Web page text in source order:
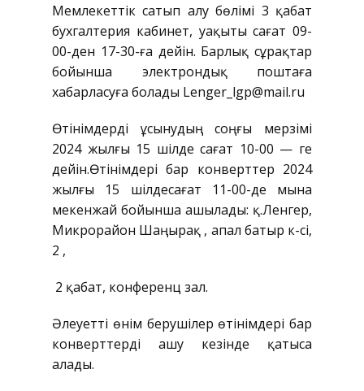
Мемлекеттік сатып алу бөлімі 3 қабат
бухгалтерия кабинет, уақыты сағат 09-
00-ден 17-30-ға дейін. Барлық сұрақтар
бойынша электрондық поштаға
хабарласуға болады Lenger_lgp@mail.ru
Өтінімдерді ұсынудың соңғы мерзімі
2024 жылғы 15 шілде сағат 10-00 — ге
дейін.Өтінімдері бар конверттер 2024
жылғы 15 шілдесағат 11-00-де мына
мекенжай бойынша ашылады: қ.Ленгер,
Микрорайон Шаңырақ , Қапал батыр к-сі,
2 ,
2 қабат, конференц зал.
Әлеуетті өнім берушілер өтінімдері бар
конверттерді ашу кезінде қатыса
алады.